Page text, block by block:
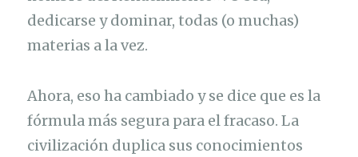
dedicarse y dominar, todas (o muchas)
materias a la vez.
Ahora, eso ha cambiado y se dice que es la
fórmula más segura para el fracaso. La
civilización duplica sus conocimientos